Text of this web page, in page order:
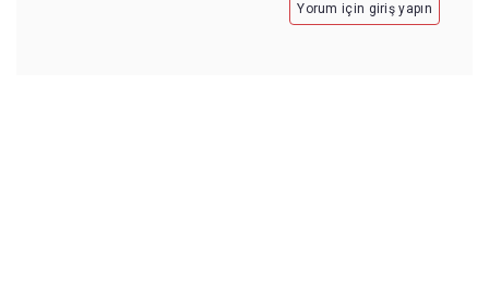
Yorum için giriş yapın